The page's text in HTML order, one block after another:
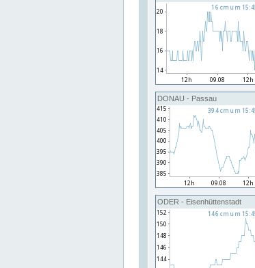
DONAU - Passau
ODER - Eisenhüttenstadt